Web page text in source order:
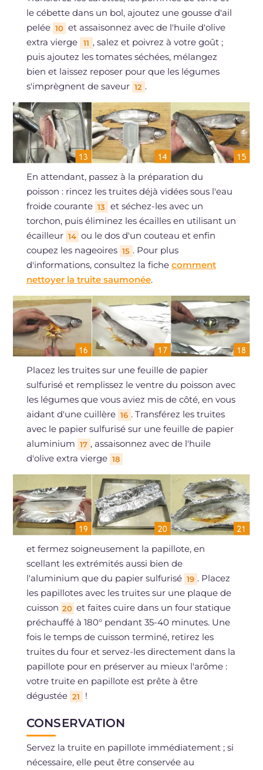
le cébette dans un bol, ajoutez une gousse d'ail
pelée 10 et assaisonnez avec de l'huile d'olive
extra vierge
11 , salez et poivrez à votre goût ;
puis ajoutez les tomates séchées, mélangez
bien et laissez reposer pour que les légumes
s'imprègnent de saveur 12 .
En attendant, passez à la préparation du
poisson : rincez les truites déjà vidées sous l'eau
froide courante 13
et séchez-les avec un
torchon, puis éliminez les écailles en utilisant un
écailleur 14 ou le dos d'un couteau et enfin
coupez les nageoires 15 . Pour plus
d'informations, consultez la fiche comment
nettoyer la truite saumonée.
Placez les truites sur une feuille de papier
sulfurisé et remplissez le ventre du poisson avec
les légumes que vous aviez mis de côté, en vous
aidant d'une cuillère 16 . Transférez les truites
avec le papier sulfurisé sur une feuille de papier
aluminium 17 , assaisonnez avec de l'huile
d'olive extra vierge 18
et fermez soigneusement la papillote, en
scellant les extrémités aussi bien de
l'aluminium que du papier sulfurisé 19 . Placez
les papillotes avec les truites sur une plaque de
cuisson 20 et faites cuire dans un four statique
préchauffé à 180° pendant 35-40 minutes. Une
fois le temps de cuisson terminé, retirez les
truites du four et servez-les directement dans la
papillote pour en préserver au mieux l'arôme :
votre truite en papillote est prête à être
dégustée 21 !
CONSERVATION
Servez la truite en papillote immédiatement ; si
nécessaire, elle peut être conservée au